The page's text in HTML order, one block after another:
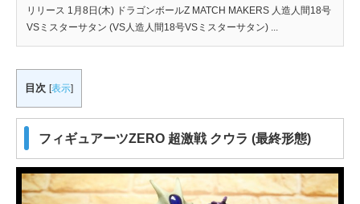
リリース 1月8日(木) ドラゴンボールZ MATCH MAKERS 人造人間18号
VSミスターサタン (VS人造人間18号VSミスターサタン) ...
目次 [表示]
フィギュアーツZERO 超激戦 クウラ (最終形態)